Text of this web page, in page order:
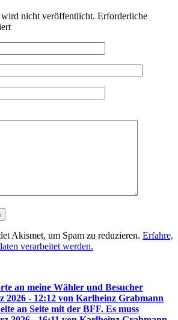
nicht veröffentlicht. Erforderliche
Akismet, um Spam zu reduzieren. Erfahre,
verarbeitet werden.
an meine Wähler und Besucher
2026 - 12:12 von Karlheinz Grabmann
an Seite mit der BFF. Es muss